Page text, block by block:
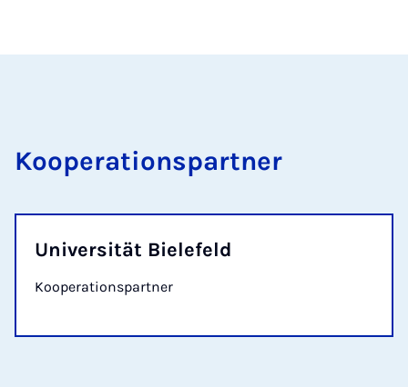
Kooperationspartner
Universität Bielefeld
Kooperationspartner